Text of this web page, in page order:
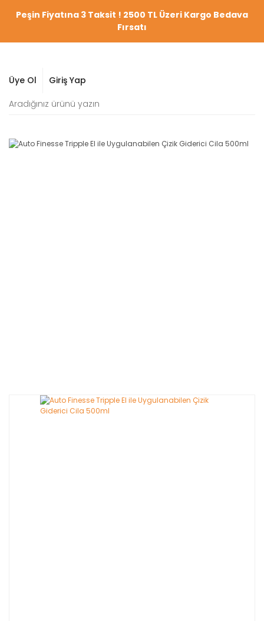
Peşin Fiyatına 3 Taksit ! 2500 TL Üzeri Kargo Bedava
Fırsatı
Üye Ol Giriş Yap